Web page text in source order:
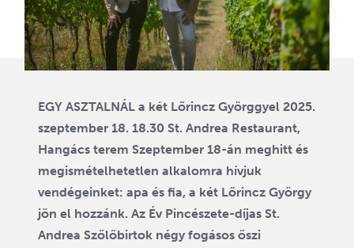
EGY ASZTALNÁL a két Lőrincz Györggyel 2025.
szeptember 18. 18.30 St. Andrea Restaurant,
Hangács terem Szeptember 18-án meghitt és
megismételhetetlen alkalomra hívjuk
vendégeinket: apa és fia, a két Lőrincz György
jön el hozzánk. Az Év Pincészete-díjas St.
Andrea Szőlőbirtok négy fogásos őszi